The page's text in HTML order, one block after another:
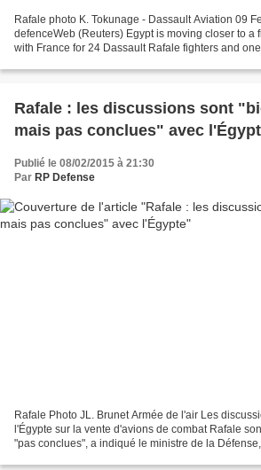
Rafale photo K. Tokunage - Dassault Aviation 09
defenceWeb (Reuters) Egypt is moving closer to a
with France for 24 Dassault Rafale fighters and
Rafale : les discussions sont
mais pas conclues" avec
Publié le 08/02/2015 à 21:30
Par RP Defense
Rafale Photo JL. Brunet Armée de l'air Les discussions entre la France et
l'Égypte sur la vente d'avions de combat Rafale
"pas conclues", a indiqué le ministre de la